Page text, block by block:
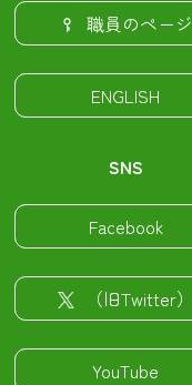
職員のページ
ENGLISH
SNS
Facebook
（旧Twitter）
YouTube